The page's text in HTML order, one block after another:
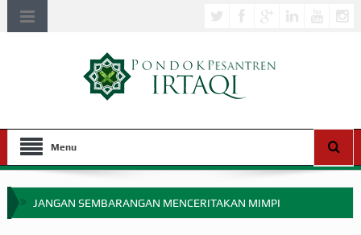
Menu
JANGAN SEMBARANGAN MENCERITAKAN MIMPI